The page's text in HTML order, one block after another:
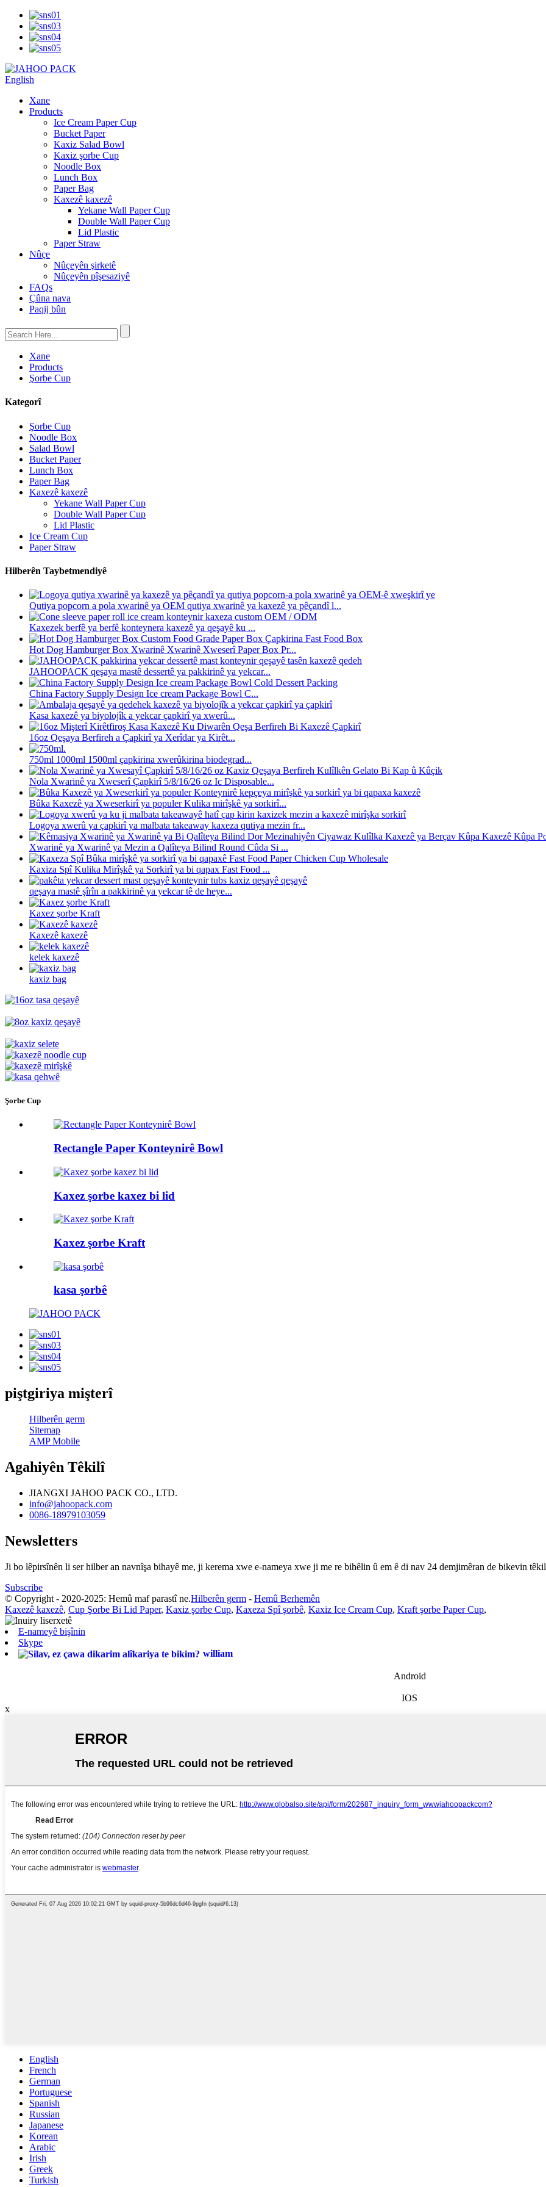
English
Xane
Products
Ice Cream Paper Cup
Bucket Paper
Kaxiz Salad Bowl
Kaxiz şorbe Cup
Noodle Box
Lunch Box
Paper Bag
Kaxezê kaxezê
Yekane Wall Paper Cup
Double Wall Paper Cup
Lid Plastic
Paper Straw
Nûçe
Nûçeyên şirketê
Nûçeyên pîşesaziyê
FAQs
Çûna nava
Paqij bûn
Xane
Products
Şorbe Cup
Kategorî
Şorbe Cup
Noodle Box
Salad Bowl
Bucket Paper
Lunch Box
Paper Bag
Kaxezê kaxezê
Yekane Wall Paper Cup
Double Wall Paper Cup
Lid Plastic
Ice Cream Cup
Paper Straw
Hilberên Taybetmendiyê
Qutiya popcorn a pola xwarinê ya OEM qutiya xwarinê ya kaxezê ya pêçandî l...
Kaxezek berfê ya berfê konteynera kaxezê ya qeşayê ku ...
Hot Dog Hamburger Box Xwarinê Xwarinê Xweserî Paper Box Pr...
JAHOOPACK qeşaya mastê dessertê ya pakkirinê ya yekcar...
China Factory Supply Design Ice cream Package Bowl C...
Kasa kaxezê ya biyolojîk a yekcar çapkirî ya xwerû...
16oz Qeşaya Berfireh a Çapkirî ya Xerîdar ya Kirêt...
750ml 1000ml 1500ml çapkirina xwerûkirina biodegrad...
Nola Xwarinê ya Xweserî Çapkirî 5/8/16/26 oz Ic Disposable...
Bûka Kaxezê ya Xweserkirî ya populer Kulika mirîşkê ya sorkirî...
Logoya xwerû ya çapkirî ya malbata takeaway kaxeza qutiya mezin fr...
Xwarinê ya Xwarinê ya Mezin a Qalîteya Bilind Round Cûda Si ...
Kaxiza Spî Kulika Mirîşkê ya Sorkirî ya bi qapax Fast Food ...
qeşaya mastê şîrîn a pakkirinê ya yekcar tê de heye...
Kaxez şorbe Kraft
Kaxezê kaxezê
kelek kaxezê
kaxiz bag
Şorbe Cup
Rectangle Paper Konteynirê Bowl
Kaxez şorbe kaxez bi lid
Kaxez şorbe Kraft
kasa şorbê
piştgiriya mişterî
Hilberên germ
Sitemap
AMP Mobile
Agahiyên Têkilî
JIANGXI JAHOO PACK CO., LTD.
info@jahoopack.com
0086-18979103059
Newsletters
Ji bo lêpirsînên li ser hilber an navnîşa bihayê me, ji kerema xwe e-nameya xwe ji me re bihêlin û em ê di nav 24 demjimêran de bikevin
Subscribe
© Copyright - 2020-2025: Hemû maf parastî ne.Hilberên germ - Hemû Berhemên
Kaxezê kaxezê, Cup Şorbe Bi Lid Paper, Kaxiz şorbe Cup, Kaxeza Spî şorbê, Kaxiz Ice Cream Cup, Kraft şorbe Paper Cup,
E-nameyê bişînin
Skype
william
Android
IOS
x
English
French
German
Portuguese
Spanish
Russian
Japanese
Korean
Arabic
Irish
Greek
Turkish